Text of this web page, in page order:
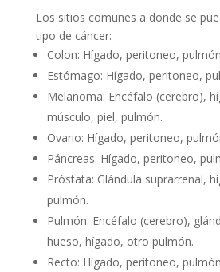
Los sitios comunes a donde se
tipo de cáncer:
Colon: Hígado, peritoneo,
Estómago: Hígado, peritoneo,
Melanoma: Encéfalo (cerebro),
músculo, piel, pulmón.
Ovario: Hígado, peritoneo,
Páncreas: Hígado, peritoneo,
Próstata: Glándula suprarrenal,
pulmón.
Pulmón: Encéfalo (cerebro),
hueso, hígado, otro pulmón.
Recto: Hígado, peritoneo,